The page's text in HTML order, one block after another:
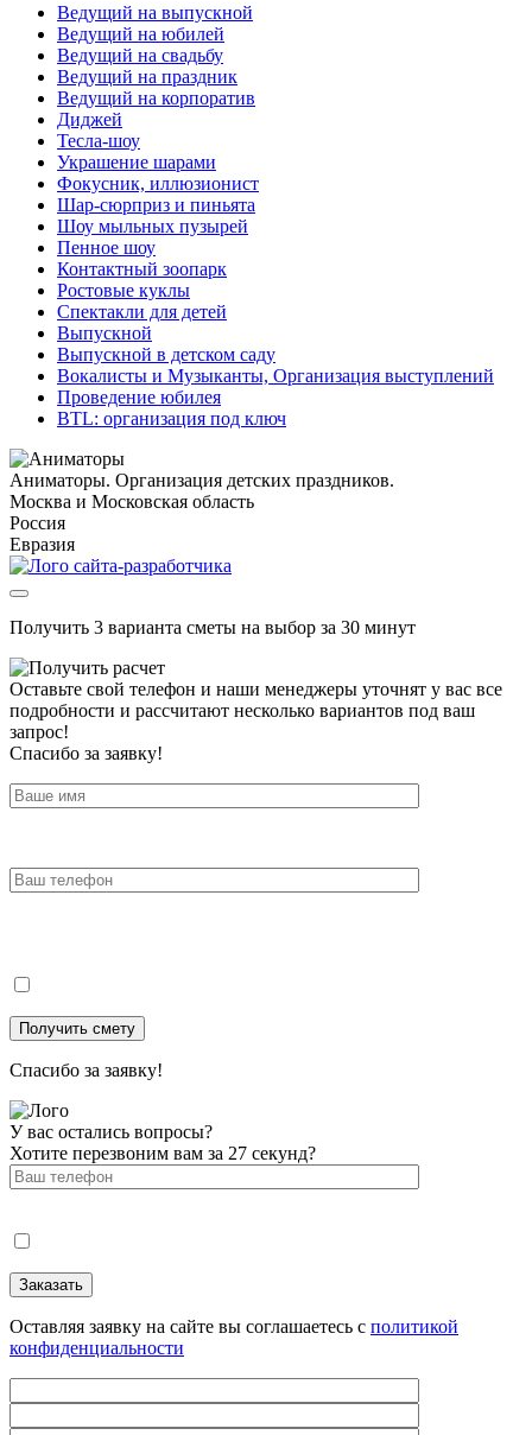
Ведущий на выпускной
Ведущий на юбилей
Ведущий на свадьбу
Ведущий на праздник
Ведущий на корпоратив
Диджей
Тесла-шоу
Украшение шарами
Фокусник, иллюзионист
Шар-сюрприз и пиньята
Шоу мыльных пузырей
Пенное шоу
Контактный зоопарк
Ростовые куклы
Спектакли для детей
Выпускной
Выпускной в детском саду
Вокалисты и Музыканты, Организация выступлений
Проведение юбилея
BTL: организация под ключ
Аниматоры. Организация детских праздников.
Москва и Московская область
Россия
Евразия
Получить 3 варианта сметы на выбор за 30 минут
Оставьте свой телефон и наши менеджеры уточнят у вас все
подробности и рассчитают несколько вариантов под ваш
запрос!
Спасибо за заявку!
Спасибо за заявку!
У вас остались вопросы?
Хотите перезвоним вам за 27 секунд?
Оставляя заявку на сайте вы соглашаетесь с политикой
конфиденциальности